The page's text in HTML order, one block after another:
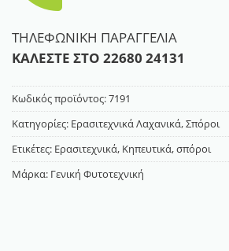
ΤΗΛΕΦΩΝΙΚΗ ΠΑΡΑΓΓΕΛΙΑ
ΚΑΛΕΣΤΕ ΣΤΟ 22680 24131
Κωδικός προϊόντος:7191
Κατηγορίες: Ερασιτεχνικά Λαχανικά,Σπόροι
Ετικέτες: Ερασιτεχνικά, Κηπευτικά,σπόροι
Μάρκα: Γενική Φυτοτεχνική